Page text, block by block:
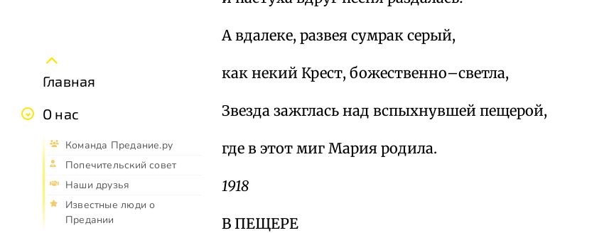
Главная
О нас
Команда Предание.ру
Попечительский совет
Наши друзья
Известные люди о
Предании
А вдалеке, развея сумрак серый,
как некий Крест, божественно–светла,
Звезда зажглась над вспыхнувшей пещерой,
где в этот миг Мария родила.
1918
В ПЕЩЕРЕ